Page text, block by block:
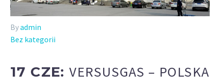
Byadmin
Bez kategorii
17 CZE:VERSUSGAS – POLSKA